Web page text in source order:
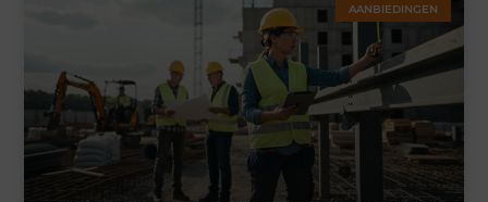
AANBIEDINGEN